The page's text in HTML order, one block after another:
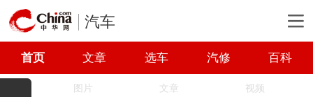
汽车
首页 文章 选车 汽修 百科
图片 文章 视频